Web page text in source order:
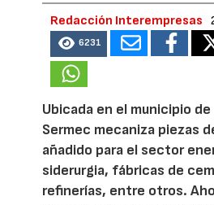
Redacción Interempresas
6231
Ubicada en el municipio
Sermec mecaniza piezas
añadido para el sector
siderurgia, fábricas de
refinerías, entre otros.